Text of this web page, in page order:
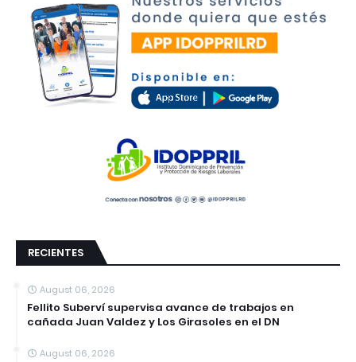
RECIENTES
August 06, 2026
Fellito Suberví supervisa avance de trabajos en
cañada Juan Valdez y Los Girasoles en el DN
August 06, 2026